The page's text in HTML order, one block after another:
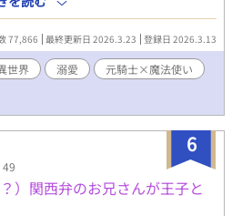
、ギルド総出でリグルの荷物はお
パートから、家持ちレオンの新居で
徹夜で本を読もうとすれば取り上
呂もサボれば強制送致（予定）。
、「あれ、これって監視っていう
かれた状況に戸惑いつつも、レオ
監視役元騎士レオン×魔法大好き転
溺愛生活スタートです！ 重い設定一
でいきます。 ＊Rつきはこちらの
も同時掲載中。 ※転載・AI取り込み
77,866 最終更新日 2026.3.23 登録日 2026.3.13
世界 溺愛
元騎士×魔法使い
6
49
）関西弁のお兄さんが王子と